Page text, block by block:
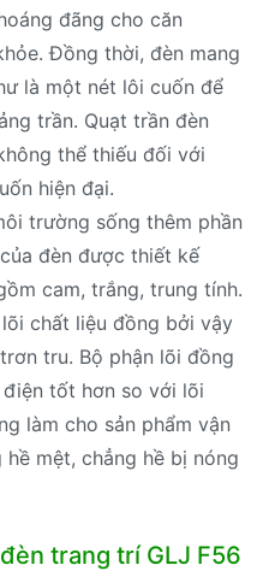
đãng cho căn
Đồng thời, đèn mang
là một nét lôi cuốn để
trần. Quạt trần đèn
thể thiếu đối với
hiện đại.
trường sống thêm phần
đèn được thiết kế
cam, trắng, trung tính.
chất liệu đồng bởi vậy
tru. Bộ phận lõi đồng
tốt hơn so với lõi
làm cho sản phẩm vận
mệt, chẳng hề bị nóng
trang trí GLJ F56